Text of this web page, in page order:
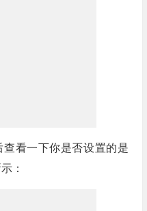
看一下你是否设置的是
：